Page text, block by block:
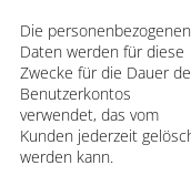
Die personenbezogenen
Daten werden für diese
Zwecke für die Dauer
Benutzerkontos
verwendet, das vom
Kunden jederzeit
werden kann.